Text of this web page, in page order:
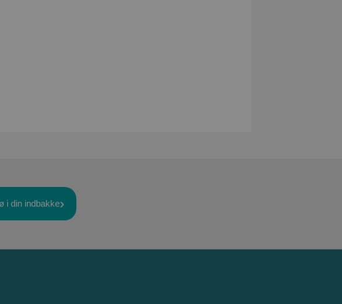
i din indbakke